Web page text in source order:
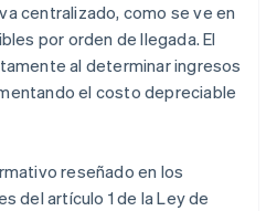
centralizado, como se ve en
por orden de llegada. El
al determinar ingresos
el costo depreciable
reseñado en los
del artículo 1 de la Ley de